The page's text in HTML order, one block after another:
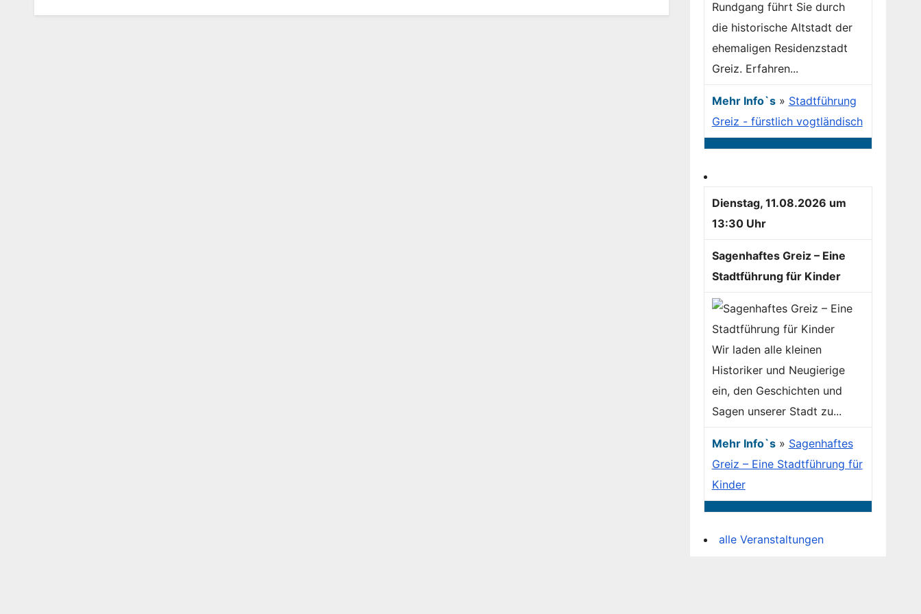
Rundgang führt Sie durch
die historische Altstadt der
ehemaligen Residenzstadt
Greiz. Erfahren...
Mehr Info`s» Stadtführung
Greiz - fürstlich vogtländisch
Dienstag, 11.08.2026 um
13:30 Uhr
Sagenhaftes Greiz – Eine
Stadtführung für Kinder
Wir laden alle kleinen
Historiker und Neugierige
ein, den Geschichten und
Sagen unserer Stadt zu...
Mehr Info`s» Sagenhaftes
Greiz – Eine Stadtführung für
Kinder
alle Veranstaltungen